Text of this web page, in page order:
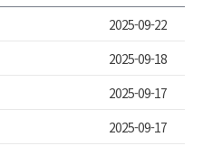
2025-09-22
2025-09-18
2025-09-17
2025-09-17